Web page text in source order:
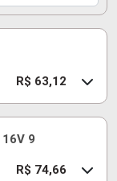
R$ 63,12
9
R$ 74,66